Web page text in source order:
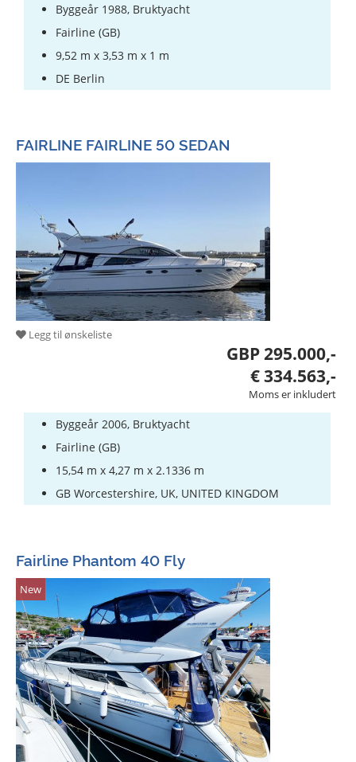
Byggeår 1988, Bruktyacht
Fairline (GB)
9,52 m x 3,53 m x 1 m
DE Berlin
FAIRLINE FAIRLINE 50 SEDAN
Legg til ønskeliste
GBP 295.000,-
€ 334.563,-
Moms er inkludert
Byggeår 2006, Bruktyacht
Fairline (GB)
15,54 m x 4,27 m x 2.1336 m
GB Worcestershire, UK, UNITED KINGDOM
Fairline Phantom 40 Fly
New